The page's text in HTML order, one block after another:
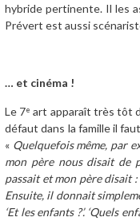
hybride pertinente. Il les
Prévert est aussi
… et cinéma !
Le 7e art apparaît très tôt
défaut dans la famille il
« Quelquefois même, par
mon père nous disait de
passait et mon père disait :
Ensuite, il donnait
‘Et les enfants ?’. ‘Quels